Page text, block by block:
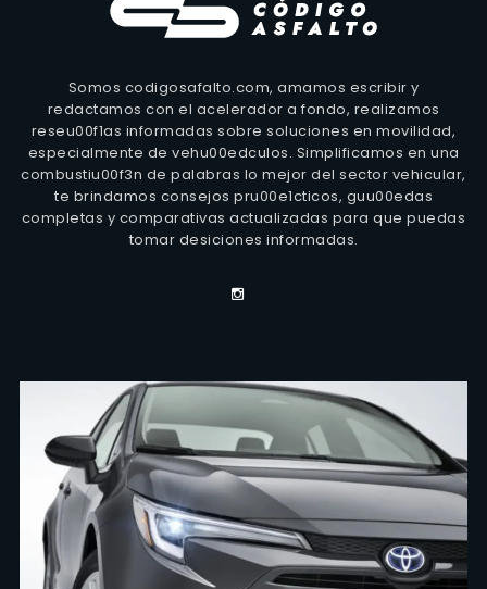
Somos codigosafalto.com, amamos escribir y
redactamos con el acelerador a fondo, realizamos
reseu00f1as informadas sobre soluciones en movilidad,
especialmente de vehu00edculos. Simplificamos en una
combustiu00f3n de palabras lo mejor del sector vehicular,
te brindamos consejos pru00e1cticos, guu00edas
completas y comparativas actualizadas para que puedas
tomar desiciones informadas.